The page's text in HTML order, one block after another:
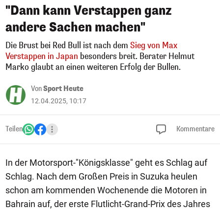
"Dann kann Verstappen ganz
andere Sachen machen"
Die Brust bei Red Bull ist nach dem Sieg von Max
Verstappen in Japan besonders breit. Berater Helmut
Marko glaubt an einen weiteren Erfolg der Bullen.
VonSport Heute
12.04.2025, 10:17
Teilen Kommentare
In der Motorsport-"Königsklasse" geht es Schlag auf
Schlag. Nach dem Großen Preis in Suzuka heulen
schon am kommenden Wochenende die Motoren in
Bahrain auf, der erste Flutlicht-Grand-Prix des Jahres